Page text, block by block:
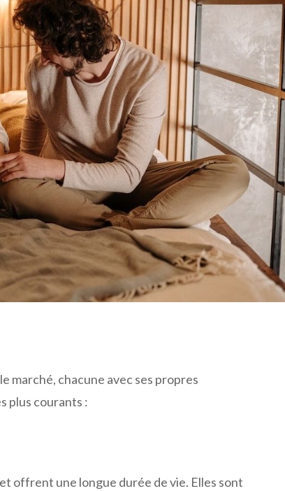
marché, chacune avec ses propres
plus courants :
et offrent une longue durée de vie. Elles sont